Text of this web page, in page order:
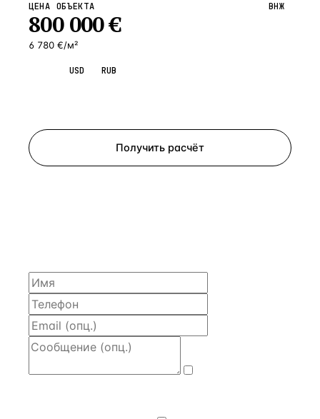
ЦЕНА ОБЪЕКТА
800 000€
6 780 €/м²
ВНЖ
USD RUB
Получить расчёт